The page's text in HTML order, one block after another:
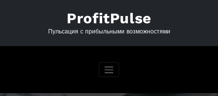
ProfitPulse
Пульсация с прибыльными возможностями